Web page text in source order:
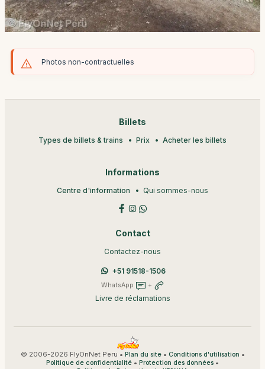
Photos non-contractuelles
Billets
Types de billets & trains Prix Acheter les billets
Informations
Centre d'information Qui sommes-nous
Contact
Contactez-nous
+51 91518-1506
WhatsApp +
Livre de réclamations
© 2006-2026 FlyOnNet Peru • Plan du site• Conditions d'utilisation •
Politique de confidentialité • Protection des données •